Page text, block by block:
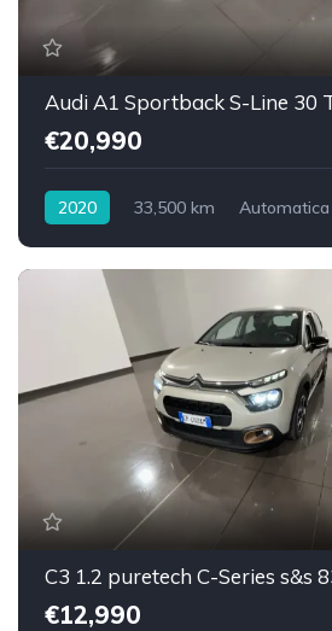
€20,990
2020 33,500 km Automatica
C3 1.2 puretech C-Series s&s
€12,990